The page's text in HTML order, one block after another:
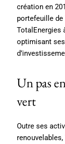
création en
portefeuille
TotalEnergies
optimisant
Un pas
vert
Outre ses